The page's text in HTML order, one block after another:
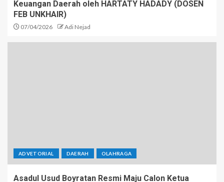
Keuangan Daerah oleh HARTATY HADADY (DOSEN
FEB UNKHAIR)
07/04/2026 Adi Nejad
ADVETORIAL DAERAH OLAHRAGA
Asadul Usud Boyratan Resmi Maju Calon Ketua